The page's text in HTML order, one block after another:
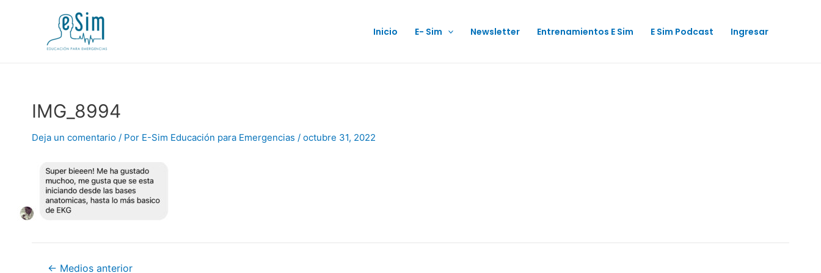
Inicio E- Sim Newsletter Entrenamientos E Sim E Sim Podcast Ingresar
IMG_8994
Deja un comentario / Por E-Sim Educación para Emergencias / octubre 31, 2022
Navegación
← Medios anterior